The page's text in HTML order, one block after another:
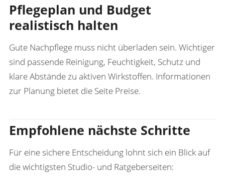
Pflegeplan und Budget
realistisch halten
Gute Nachpflege muss nicht überladen sein. Wichtiger
sind passende Reinigung, Feuchtigkeit, Schutz und
klare Abstände zu aktiven Wirkstoffen. Informationen
zur Planung bietet die Seite Preise.
Empfohlene nächste Schritte
Für eine sichere Entscheidung lohnt sich ein Blick auf
die wichtigsten Studio- und Ratgeberseiten: